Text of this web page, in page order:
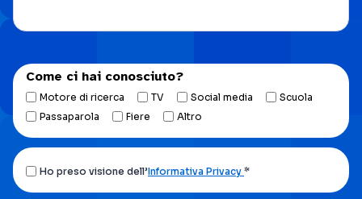
Come ci hai conosciuto?
Motore di ricerca TV Social media
Scuola
Passaparola
Fiere Altro
Ho
preso
Ho preso visione dell’Informativa Privacy *